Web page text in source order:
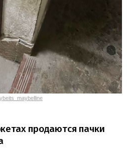
продаются пачки